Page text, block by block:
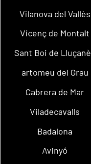
Vilanova del Vallès
Vicenç de Montalt
Sant Boi de
artomeu del Grau
Cabrera de Mar
Viladecavalls
Badalona
Avinyó